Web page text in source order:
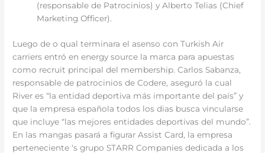
(responsable de Patrocinios) y Alberto Telias (Chief
Marketing Officer).
Luego de o qual terminara el asenso con Turkish Air
carriers entró en energy source la marca para apuestas
como recruit principal del membership. Carlos Sabanza,
responsable de patrocinios de Codere, aseguró la cual
River es “la entidad deportiva más importante del país” y
que la empresa española todos los dias busca vincularse
que incluye “las mejores entidades deportivas del mundo”.
En las mangas pasará a figurar Assist Card, la empresa
perteneciente ‘s grupo STARR Companies dedicada a los